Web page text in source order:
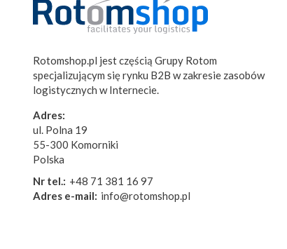
Rotomshop.pl jest częścią Grupy Rotom
specjalizującym się rynku B2B w zakresie zasobów
logistycznych w Internecie.
Adres:
ul. Polna 19
55-300 Komorniki
Polska
Nr tel.: +48 71 381 16 97
Adres e-mail: info@rotomshop.pl